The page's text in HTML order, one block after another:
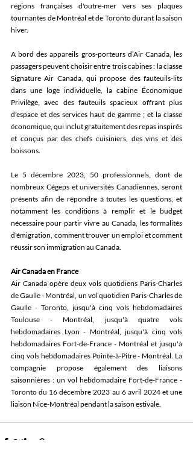
régions françaises d'outre-mer vers ses plaques
tournantes de Montréal et de Toronto durant la saison
hiver.
A bord des appareils gros-porteurs d’Air Canada, les
passagers peuvent choisir entre trois cabines : la classe
Signature Air Canada, qui propose des fauteuils-lits
dans une loge individuelle, la cabine Économique
Privilège, avec des fauteuils spacieux offrant plus
d'espace et des services haut de gamme ; et la classe
économique, qui inclut gratuitement des repas inspirés
et conçus par des chefs cuisiniers, des vins et des
boissons.
Le 5 décembre 2023, 50 professionnels, dont de
nombreux Cégeps et universités Canadiennes, seront
présents afin de répondre à toutes les questions, et
notamment les conditions à remplir et le budget
nécessaire pour partir vivre au Canada, les formalités
d'émigration, comment trouver un emploi et comment
réussir son immigration au Canada.
Air Canada en France
Air Canada opère deux vols quotidiens Paris-Charles
de Gaulle - Montréal, un vol quotidien Paris-Charles de
Gaulle - Toronto, jusqu'à cinq vols hebdomadaires
Toulouse - Montréal, jusqu'à quatre vols
hebdomadaires Lyon - Montréal, jusqu'à cinq vols
hebdomadaires Fort-de-France - Montréal et jusqu'à
cinq vols hebdomadaires Pointe-à-Pitre - Montréal. La
compagnie propose également des liaisons
saisonnières : un vol hebdomadaire Fort-de-France -
Toronto du 16 décembre 2023 au 6 avril 2024 et une
liaison Nice-Montréal pendant la saison estivale.